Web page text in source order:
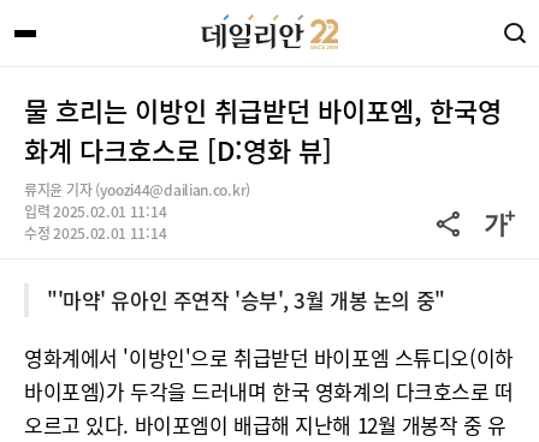
물 흐리는 이방인 취급받던 바이포엠, 한국영
화계 다크호스로 [D:영화 뷰]
류지윤 기자 (yoozi44@dailian.co.kr)
입력 2025.02.01 11:14
수정 2025.02.01 11:14
"'마약' 유아인 주연작 '승부', 3월 개봉 논의 중"
영화계에서 '이방인'으로 취급받던 바이포엠 스튜디오(이하
바이포엠)가 두각을 드러내며 한국 영화계의 다크호스로 떠
오르고 있다. 바이포엠이 배급해 지난해 12월 개봉작 중 유